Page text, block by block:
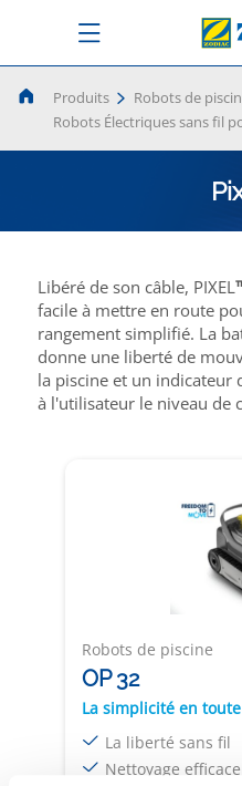
Produits
Robots de
Robots Électriques sans fil
Libéré de son câble, PIXEL
facile à mettre en route
rangement simplifié. La
donne une liberté de
la piscine et un indicateur
à l'utilisateur le niveau de
Robots de piscine
OP 32
La simplicité en
La liberté sans fil
Nettoyage